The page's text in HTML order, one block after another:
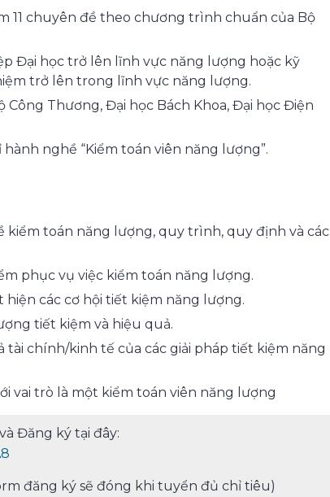
11 chuyên đề theo chương trình chuẩn của Bộ
Đại học trở lên lĩnh vực năng lượng hoặc kỹ
trở lên trong lĩnh vực năng lượng.
Thương, Đại học Bách Khoa, Đại học Điện
nghề “Kiểm toán viên năng lượng”.
toán năng lượng, quy trình, quy định và các
phục vụ việc kiểm toán năng lượng.
các cơ hội tiết kiệm năng lượng.
tiết kiệm và hiệu quả.
chính/kinh tế của các giải pháp tiết kiệm năng
vai trò là một kiểm toán viên năng lượng
Đăng ký tại đây:
đăng ký sẽ đóng khi tuyển đủ chỉ tiêu)